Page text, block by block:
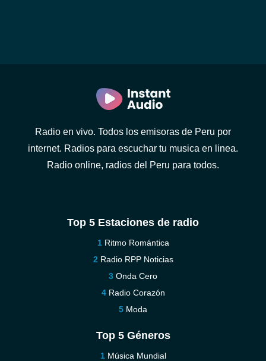
Radio en vivo. Todos los emisoras de Peru por
internet. Radios para escuchar tu musica en linea.
Radio online, radios del Peru para todos.
Top 5 Estaciones de radio
Ritmo Romántica
Radio RPP Noticias
Onda Cero
Radio Corazón
Moda
Top 5 Géneros
Música Mundial